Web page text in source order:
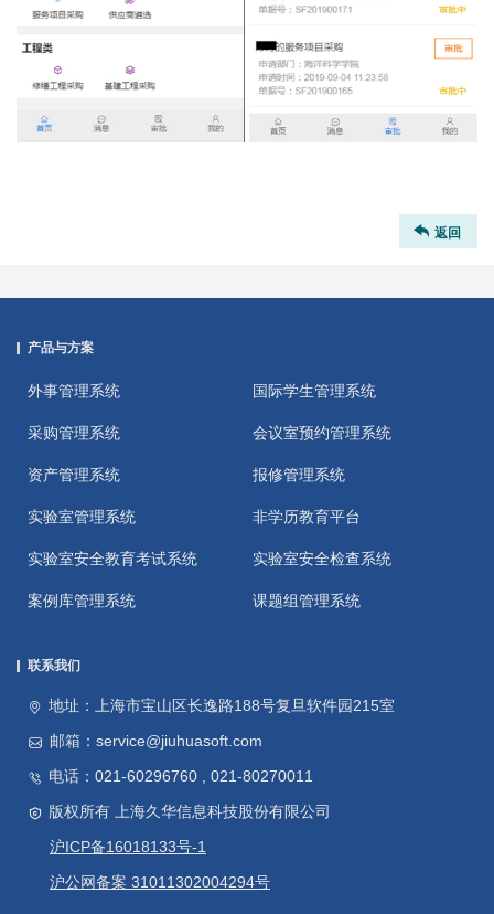
返回
产品与方案
外事管理系统 国际学生管理系统
采购管理系统 会议室预约管理系统
资产管理系统 报修管理系统
实验室管理系统 非学历教育平台
实验室安全教育考试系统 实验室安全检查系统
案例库管理系统 课题组管理系统
联系我们
地址：上海市宝山区长逸路188号复旦软件园215室
邮箱：service@jiuhuasoft.com
电话：021-60296760 , 021-80270011
版权所有 上海久华信息科技股份有限公司
沪ICP备16018133号-1
沪公网备案 31011302004294号